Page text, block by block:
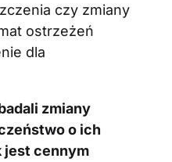
czy zmiany
ostrzeżeń
dla
zmiany
o ich
jest cennym